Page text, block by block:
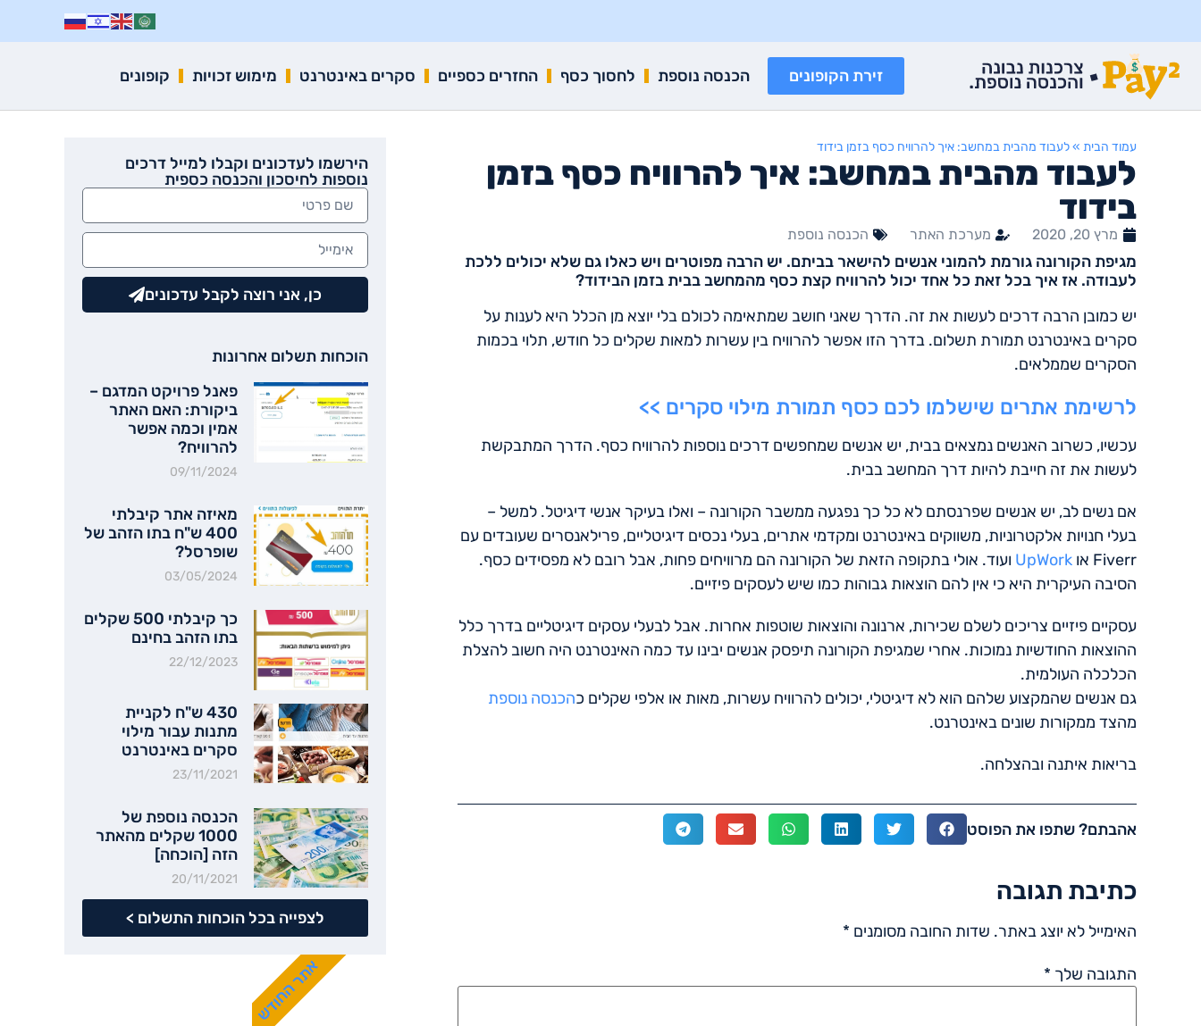
זירת הקופונים הכנסה נוספת לחסוך כסף החזרים כספיים סקרים באינטרנט מימוש זכויות קופונים
עמוד הבית »לעבוד מהבית במחשב: איך להרוויח כסף בזמן בידוד
לעבוד מהבית במחשב: איך להרוויח כסף בזמן
בידוד
מרץ 20, 2020 מערכת האתר הכנסה נוספת
מגיפת הקורונה גורמת להמוני אנשים להישאר בביתם. יש הרבה מפוטרים ויש כאלו גם שלא יכולים ללכת
לעבודה. אז איך בכל זאת כל אחד יכול להרוויח קצת כסף מהמחשב בבית בזמן הבידוד?
יש כמובן הרבה דרכים לעשות את זה. הדרך שאני חושב שמתאימה לכולם בלי יוצא מן הכלל היא לענות על
סקרים באינטרנט תמורת תשלום. בדרך הזו אפשר להרוויח בין עשרות למאות שקלים כל חודש, תלוי בכמות
הסקרים שממלאים.
לרשימת אתרים שישלמו לכם כסף תמורת מילוי סקרים >>
עכשיו, כשרוב האנשים נמצאים בבית, יש אנשים שמחפשים דרכים נוספות להרוויח כסף. הדרך המתבקשת
לעשות את זה חייבת להיות דרך המחשב בבית.
אם נשים לב, יש אנשים שפרנסתם לא כל כך נפגעה ממשבר הקורונה – ואלו בעיקר אנשי דיגיטל. למשל –
בעלי חנויות אלקטרוניות, משווקים באינטרנט ומקדמי אתרים, בעלי נכסים דיגיטליים, פרילאנסרים שעובדים עם
Fiverr או
UpWork ועוד. אולי בתקופה הזאת של הקורונה הם מרוויחים פחות, אבל רובם לא מפסידים כסף.
הסיבה העיקרית היא כי אין להם הוצאות גבוהות כמו שיש לעסקים פיזיים.
עסקיים פיזיים צריכים לשלם שכירות, ארנונה והוצאות שוטפות אחרות. אבל לבעלי עסקים דיגיטליים בדרך כלל
ההוצאות החודשיות נמוכות. אחרי שמגיפת הקורונה תיפסק אנשים יבינו עד כמה האינטרנט היה חשוב להצלת
הכלכלה העולמית.
גם אנשים שהמקצוע שלהם הוא לא דיגיטלי, יכולים להרוויח עשרות, מאות או אלפי שקלים כהכנסה נוספת
מהצד ממקורות שונים באינטרנט.
בריאות איתנה ובהצלחה.
אהבתם? שתפו את הפוסט
כתיבת תגובה
האימייל לא יוצג באתר. שדות החובה מסומנים *
התגובה שלך *
הירשמו לעדכונים וקבלו למייל דרכים
נוספות לחיסכון והכנסה כספית
כן, אני רוצה לקבל עדכונים
הוכחות תשלום אחרונות
פאנל פרויקט המדגם –
ביקורת: האם האתר
אמין וכמה אפשר
להרוויח?
09/11/2024
מאיזה אתר קיבלתי
400 ש"ח בתו הזהב של
שופרסל?
03/05/2024
כך קיבלתי 500 שקלים
בתו הזהב בחינם
22/12/2023
430 ש"ח לקניית
מתנות עבור מילוי
סקרים באינטרנט
23/11/2021
הכנסה נוספת של
1000 שקלים מהאתר
הזה [הוכחה]
20/11/2021
לצפייה בכל הוכחות התשלום >
אתר החודש